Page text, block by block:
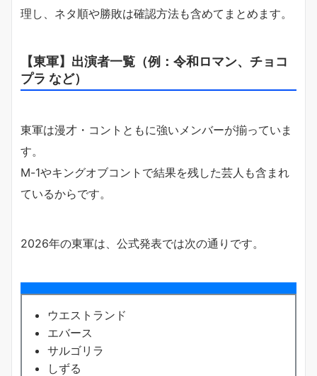
理し、ネタ順や勝敗は確認方法も含めてまとめます。
【東軍】出演者一覧（例：令和ロマン、チョコ
プラ など）
東軍は漫才・コントともに強いメンバーが揃っていま
す。
M-1やキングオブコントで結果を残した芸人も含まれ
ているからです。
2026年の東軍は、公式発表では次の通りです。
ウエストランド
エバース
サルゴリラ
しずる